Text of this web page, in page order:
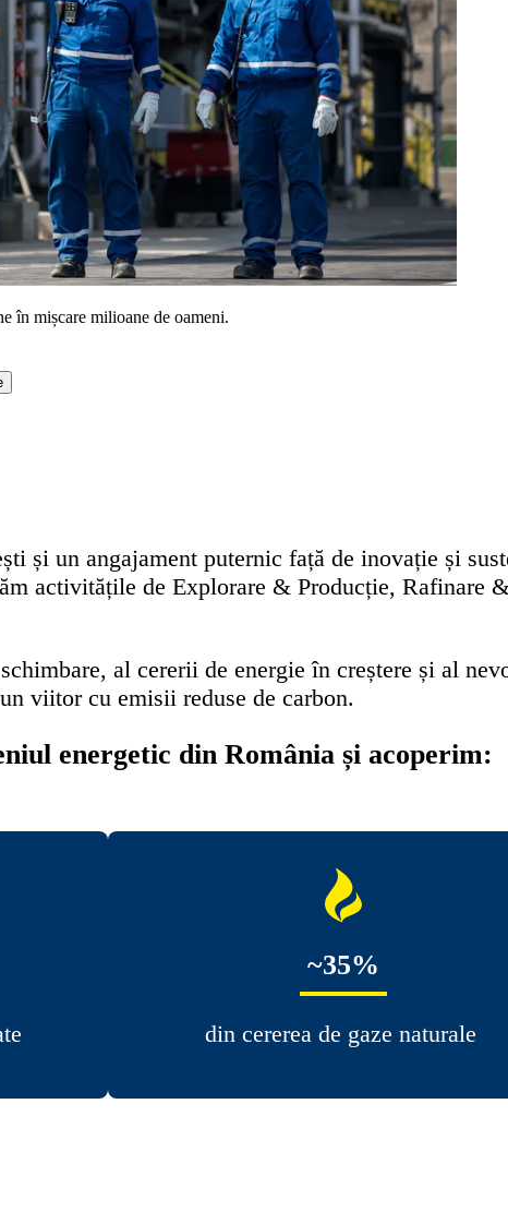
în mișcare milioane de oameni.
și un angajament puternic față de inovație și
activitățile de Explorare & Producție, Rafinare
al cererii de energie în creștere și al
viitor cu emisii reduse de carbon.
energetic din România și acoperim:
~35%
din cererea de gaze naturale